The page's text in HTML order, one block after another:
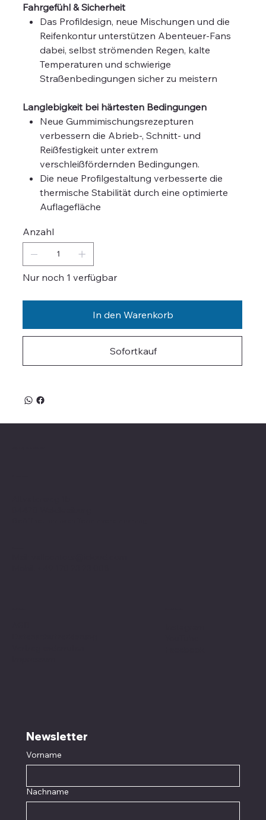
Fahrgefühl & Sicherheit
Das Profildesign, neue Mischungen und die
Reifenkontur unterstützen Abenteuer-Fans
dabei, selbst strömenden Regen, kalte
Temperaturen und schwierige
Straßenbedingungen sicher zu meistern
Langlebigkeit bei härtesten Bedingungen
Neue Gummimischungsrezepturen
verbessern die Abrieb-, Schnitt- und
Reißfestigkeit unter extrem
verschleißfördernden Bedingungen.
Die neue Profilgestaltung verbesserte die
thermische Stabilität durch eine optimierte
Auflagefläche
Anzahl
Nur noch 1 verfügbar
In den Warenkorb
Sofortkauf
Newsletter
Vorname
Nachname